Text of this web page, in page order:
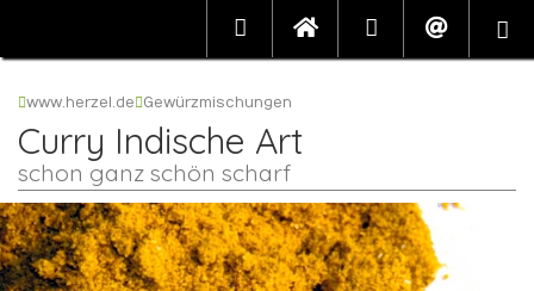
www.herzel.de Gewürzmischungen
Curry Indische Art
schon ganz schön scharf